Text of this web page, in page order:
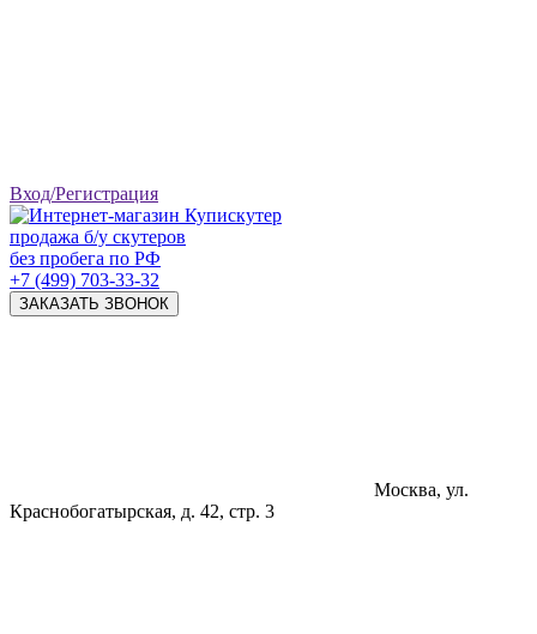
Вход/Регистрация
продажа б/у скутеров
без пробега по РФ
+7 (499) 703-33-32
ЗАКАЗАТЬ ЗВОНОК
Москва, ул.
Краснобогатырская, д. 42, стр. 3